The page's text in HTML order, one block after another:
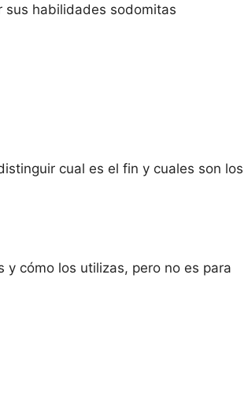
sus habilidades sodomitas
cual es el fin y cuales son los
y cómo los utilizas, pero no es para